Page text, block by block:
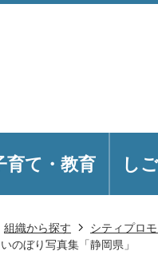
育て・教育 し
組織から探す シティプロ
のぼり写真集「静岡県」